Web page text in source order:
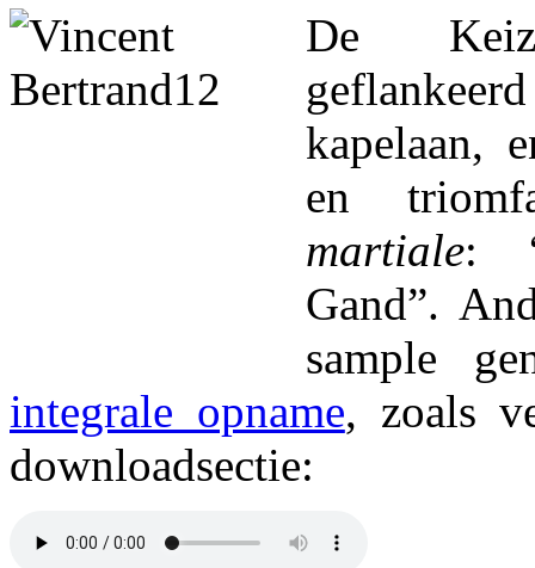
De
kapelaan,
en
martiale:
Gand”.
sample
integrale opname, zoals
downloadsectie: